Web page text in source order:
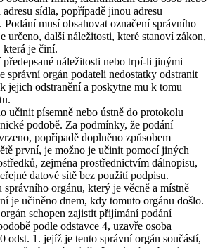
sídla, popřípadě jinou adresu
musí obsahovat označení správního
určeno, další náležitosti, které stanoví zákon,
která je činí.
náležitosti nebo trpí-li jinými
správní orgán podateli nedostatky odstranit
jejich odstranění a poskytne mu k tomu
učinit písemně nebo ústně do protokolu
podobě. Za podmínky, že podání
popřípadě doplněno způsobem
první, je možno je učinit pomocí jiných
zejména prostřednictvím dálnopisu,
datové sítě bez použití podpisu.
správního orgánu, který je věcně a místně
je učiněno dnem, kdy tomuto orgánu došlo.
schopen zajistit přijímání podání
podle odstavce 4, uzavře osoba
odst. 1. jejíž je tento správní orgán součástí,